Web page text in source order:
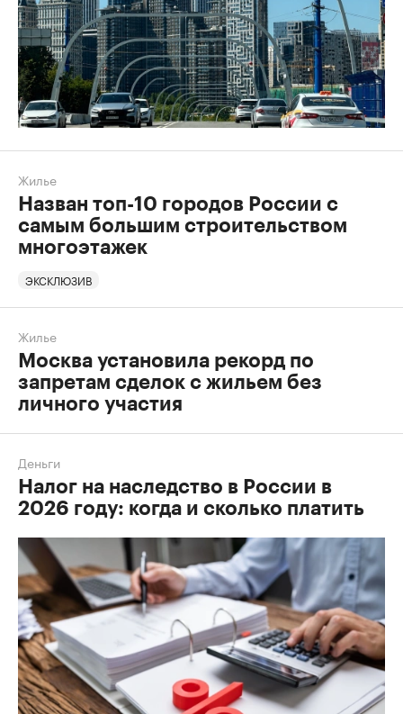
Жилье
Назван топ-10 городов России с
самым большим строительством
многоэтажек
ЭКСКЛЮЗИВ
Жилье
Москва установила рекорд по
запретам сделок с жильем без
личного участия
Деньги
Налог на наследство в России в
2026 году: когда и сколько платить